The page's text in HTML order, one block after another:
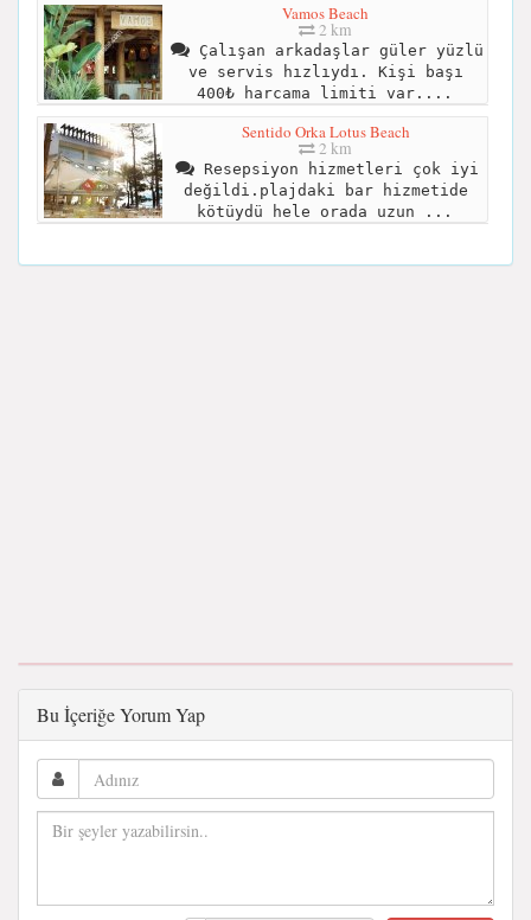
Vamos Beach
2 km
Çalışan arkadaşlar güler yüzlü
ve servis hızlıydı. Kişi başı
400₺ harcama limiti var....
Sentido Orka Lotus Beach
2 km
Resepsiyon hizmetleri çok iyi
değildi.plajdaki bar hizmetide
kötüydü hele orada uzun ...
Bu İçeriğe Yorum Yap